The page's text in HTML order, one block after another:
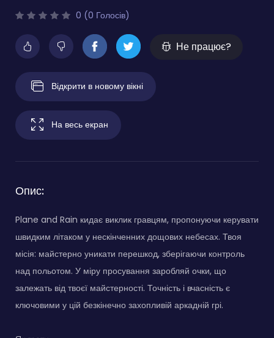
0 (0 Голосів)
Не працює?
Відкрити в новому вікні
На весь екран
Опис:
Plane and Rain кидає виклик гравцям, пропонуючи керувати
швидким літаком у нескінченних дощових небесах. Твоя
місія: майстерно уникати перешкод, зберігаючи контроль
над польотом. У міру просування заробляй очки, що
залежать від твоєї майстерності. Точність і вчасність є
ключовими у цій безкінечно захопливій аркадній грі.